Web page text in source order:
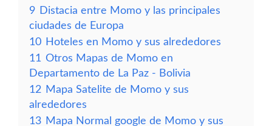
9 Distacia entre Momo y las principales
ciudades de Europa
10 Hoteles en Momo y sus alrededores
11 Otros Mapas de Momo en
Departamento de La Paz - Bolivia
12 Mapa Satelite de Momo y sus
alrededores
13 Mapa Normal google de Momo y sus